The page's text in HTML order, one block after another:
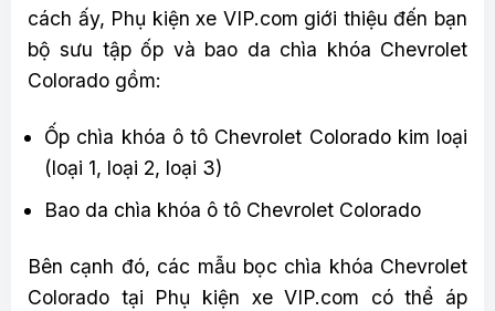
cách ấy, Phụ kiện xe VIP.com giới thiệu đến bạn
bộ sưu tập ốp và bao da chìa khóa Chevrolet
Colorado gồm:
Ốp chìa khóa ô tô Chevrolet Colorado kim loại
(loại 1, loại 2, loại 3)
Bao da chìa khóa ô tô Chevrolet Colorado
Bên cạnh đó, các mẫu bọc chìa khóa Chevrolet
Colorado tại Phụ kiện xe VIP.com có thể áp